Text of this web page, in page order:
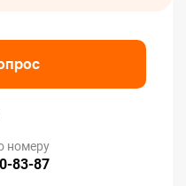
номеру
83-87